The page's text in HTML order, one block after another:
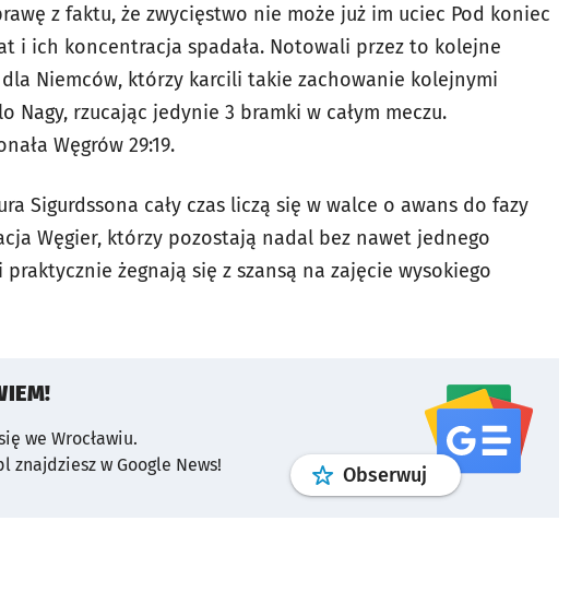
z faktu, że zwycięstwo nie może już im uciec Pod koniec
i ich koncentracja spadała. Notowali przez to kolejne
Niemców, którzy karcili takie zachowanie kolejnymi
Nagy, rzucając jedynie 3 bramki w całym meczu.
Węgrów 29:19.
Sigurdssona cały czas liczą się w walce o awans do fazy
Węgier, którzy pozostają nadal bez nawet jednego
żegnają się z szansą na zajęcie wysokiego
we Wrocławiu.
znajdziesz w Google News!
Obserwuj profilgoogle news